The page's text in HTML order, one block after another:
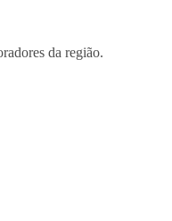
da região.